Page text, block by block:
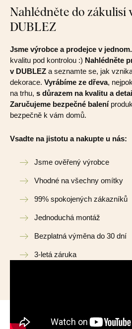
Nahlédněte do zákulisí
DUBLEZ
Jsme výrobce a prodejce v jednom.
kvalitu pod kontrolou :) Nahlédněte
v DUBLEZ a seznamte se, jak
dekorace. Vyrábíme ze dřeva,
na trhu, s důrazem na kvalitu a
Zaručujeme bezpečné balení
bezpečně k vám domů.
Vsadte na jistotu a nakupte u nás:
Jsme ověřený výrobce
Vhodné na všechny omítky
99% spokojených zákazníků
Jednoduchá montáž
Bezplatná výměna do 30 dní
3-letá záruka